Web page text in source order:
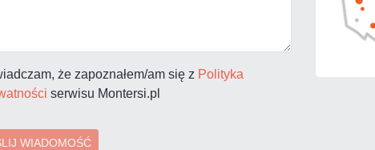
że zapoznałem/am się z Polityka
serwisu Montersi.pl
WIADOMOŚĆ